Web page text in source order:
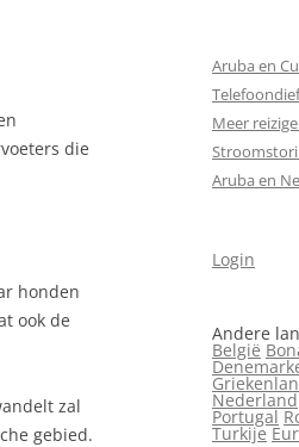
die
honden
ook de
zal
gebied.
Aruba en
Meer
Aruba en
Login
Andere
België
Nederland
Portugal
Turkije